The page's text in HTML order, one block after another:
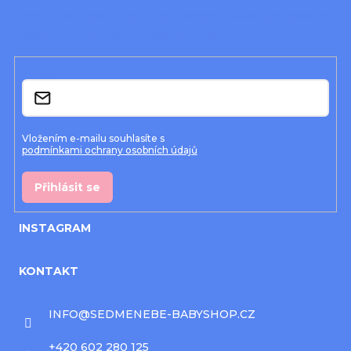
Vložením e-mailu souhlasíte s
podmínkami ochrany osobních údajů
Přihlásit se
INSTAGRAM
KONTAKT
INFO@SEDMENEBE-BABYSHOP.CZ
+420 602 280 125